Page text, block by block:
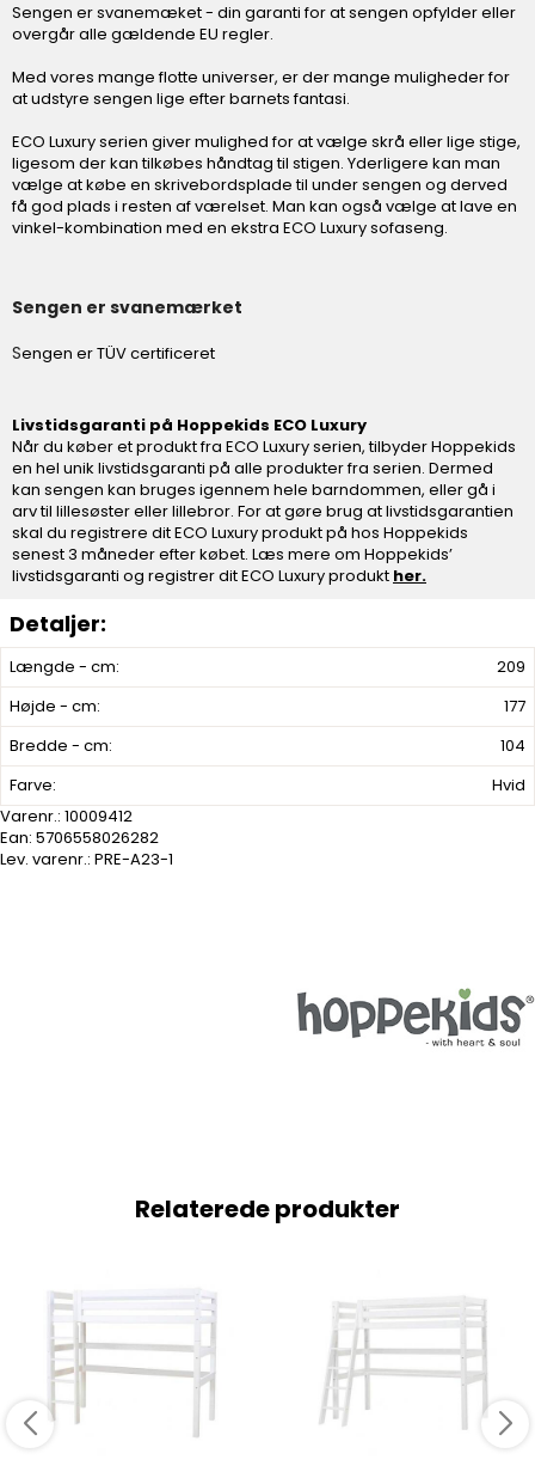
Længde - cm:
209
Højde - cm:
177
Bredde - cm:
104
Farve:
Hvid
Varenr.: 10009412
Ean: 5706558026282
Lev. varenr.: PRE-A23-1
Sengen er svanemæket - din garanti for at sengen opfylder eller
overgår alle gældende EU regler.
Med vores mange flotte universer, er der mange muligheder for
at udstyre sengen lige efter barnets fantasi.
ECO Luxury serien giver mulighed for at vælge skrå eller lige stige,
ligesom der kan tilkøbes håndtag til stigen. Yderligere kan man
vælge at købe en skrivebordsplade til under sengen og derved
få god plads i resten af værelset. Man kan også vælge at lave en
vinkel-kombination med en ekstra ECO Luxury sofaseng.
Sengen er svanemærket
Sengen er TÜV certificeret
Livstidsgaranti på Hoppekids ECO Luxury
Når du køber et produkt fra ECO Luxury serien, tilbyder Hoppekids
en hel unik livstidsgaranti på alle produkter fra serien. Dermed
kan sengen kan bruges igennem hele barndommen, eller gå i
arv til lillesøster eller lillebror. For at gøre brug at livstidsgarantien
skal du registrere dit ECO Luxury produkt på hos Hoppekids
senest 3 måneder efter købet. Læs mere om Hoppekids’
livstidsgaranti og registrer dit ECO Luxury produkt her.
Relaterede produkter